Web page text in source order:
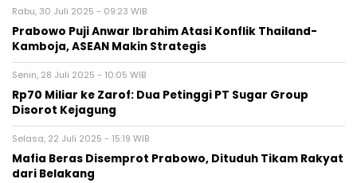
Rabu, 30 Juli 2025 - 09:23 WIB
Prabowo Puji Anwar Ibrahim Atasi Konflik Thailand-
Kamboja, ASEAN Makin Strategis
Senin, 28 Juli 2025 - 10:05 WIB
Rp70 Miliar ke Zarof: Dua Petinggi PT Sugar Group
Disorot Kejagung
Selasa, 22 Juli 2025 - 15:19 WIB
Mafia Beras Disemprot Prabowo, Dituduh Tikam Rakyat
dari Belakang